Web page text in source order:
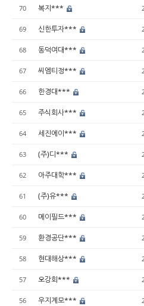
70 복지***
69 신한투자***
68 동덕여대***
67 씨엠티정***
66 한경대***
65 주식회사***
64 세진에이***
63 (주)디***
62 아주대학***
61 (주)유***
60 메이필드***
59 환경공단***
58 현대해상***
57 오강회***
56 우지계모***